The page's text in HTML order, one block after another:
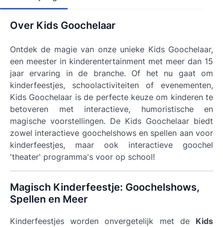
Over Kids Goochelaar
Ontdek de magie van onze unieke Kids Goochelaar,
een meester in kinderentertainment met meer dan 15
jaar ervaring in de branche. Of het nu gaat om
kinderfeestjes, schoolactiviteiten of evenementen,
Kids Goochelaar is de perfecte keuze om kinderen te
betoveren met interactieve, humoristische en
magische voorstellingen. De Kids Goochelaar biedt
zowel interactieve goochelshows en spellen aan voor
kinderfeestjes, maar ook interactieve goochel
'theater' programma's voor op school!
Magisch Kinderfeestje: Goochelshows,
Spellen en Meer
Kinderfeestjes worden onvergetelijk met de Kids